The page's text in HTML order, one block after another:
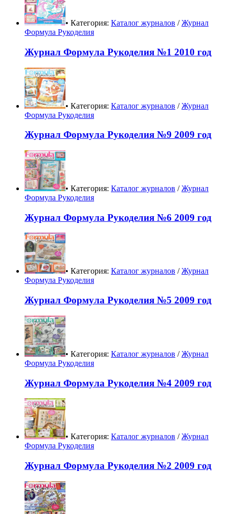
• Категория: Каталог журналов /Журнал
Формула Рукоделия
Журнал Формула Рукоделия №1 2010 год
• Категория: Каталог журналов /Журнал
Формула Рукоделия
Журнал Формула Рукоделия №9 2009 год
• Категория: Каталог журналов /Журнал
Формула Рукоделия
Журнал Формула Рукоделия №6 2009 год
• Категория: Каталог журналов /Журнал
Формула Рукоделия
Журнал Формула Рукоделия №5 2009 год
• Категория: Каталог журналов /Журнал
Формула Рукоделия
Журнал Формула Рукоделия №4 2009 год
• Категория: Каталог журналов /Журнал
Формула Рукоделия
Журнал Формула Рукоделия №2 2009 год